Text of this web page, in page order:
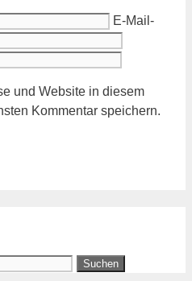
E-Mail-
und Website in diesem
Kommentar speichern.